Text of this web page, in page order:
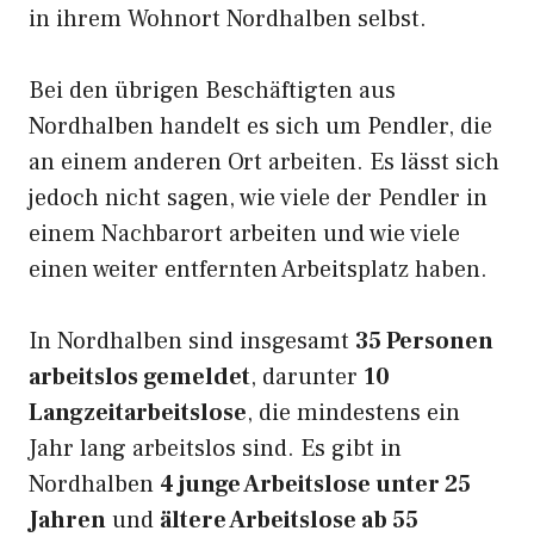
in ihrem Wohnort Nordhalben selbst.
Bei den übrigen Beschäftigten aus
Nordhalben handelt es sich um Pendler, die
an einem anderen Ort arbeiten. Es lässt sich
jedoch nicht sagen, wie viele der Pendler in
einem Nachbarort arbeiten und wie viele
einen weiter entfernten Arbeitsplatz haben.
In Nordhalben sind insgesamt 35 Personen
arbeitslos gemeldet, darunter 10
Langzeitarbeitslose, die mindestens ein
Jahr lang arbeitslos sind. Es gibt in
Nordhalben 4 junge Arbeitslose unter 25
Jahrenund ältere Arbeitslose ab 55